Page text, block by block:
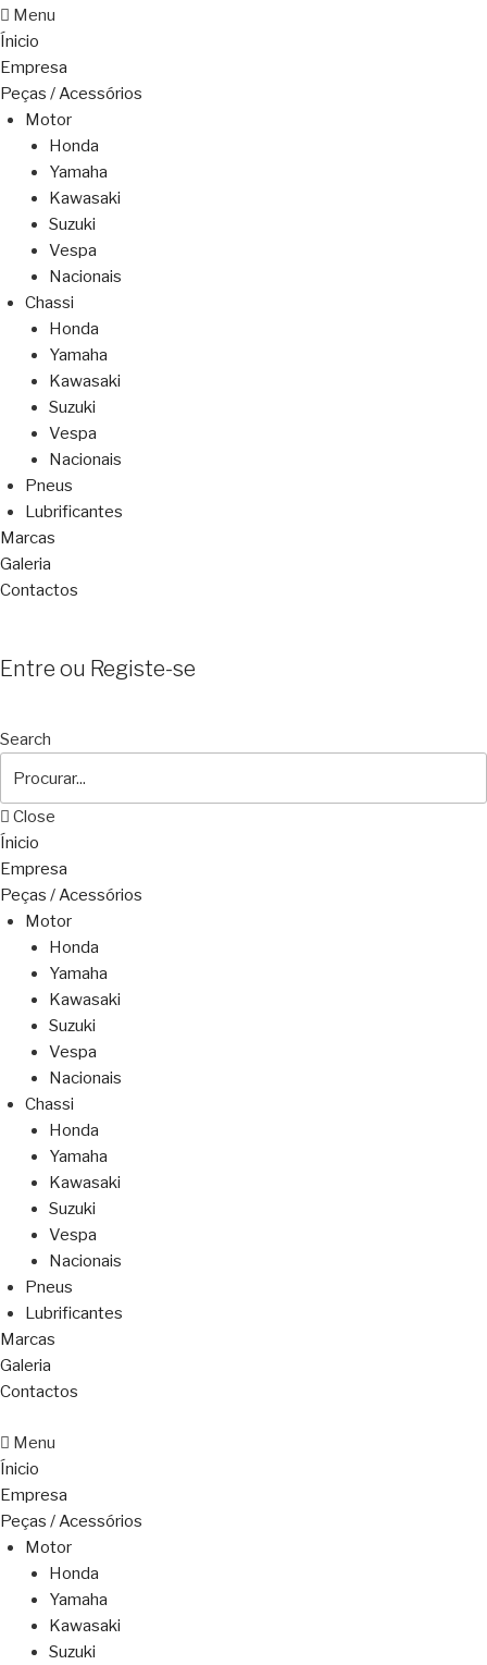
Menu
Ínicio
Empresa
Peças / Acessórios
Motor
Honda
Yamaha
Kawasaki
Suzuki
Vespa
Nacionais
Chassi
Honda
Yamaha
Kawasaki
Suzuki
Vespa
Nacionais
Pneus
Lubrificantes
Marcas
Galeria
Contactos
Entre ou Registe-se
Search
Close
Ínicio
Empresa
Peças / Acessórios
Motor
Honda
Yamaha
Kawasaki
Suzuki
Vespa
Nacionais
Chassi
Honda
Yamaha
Kawasaki
Suzuki
Vespa
Nacionais
Pneus
Lubrificantes
Marcas
Galeria
Contactos
Menu
Ínicio
Empresa
Peças / Acessórios
Motor
Honda
Yamaha
Kawasaki
Suzuki